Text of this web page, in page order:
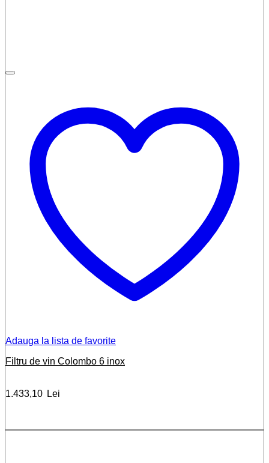
Adauga la lista de favorite
Filtru de vin Colombo 6 inox
1.433,10 Lei